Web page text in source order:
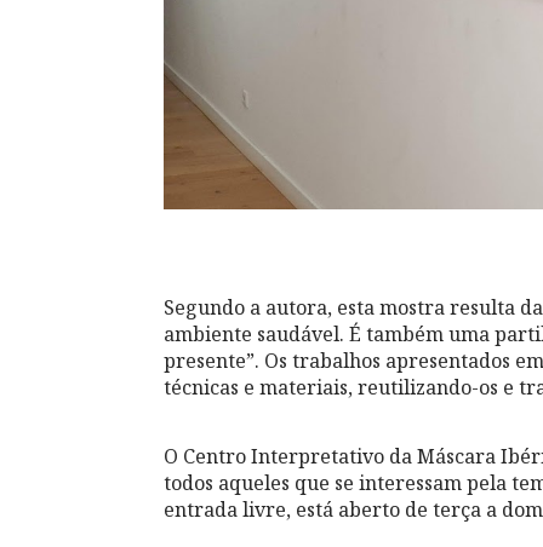
Segundo a autora, esta mostra resulta
ambiente saudável. É também uma
presente”. Os trabalhos apresentados
técnicas e materiais, reutilizando-os e
O Centro Interpretativo da Máscara
todos aqueles que se interessam pela
entrada livre, está aberto de terça a